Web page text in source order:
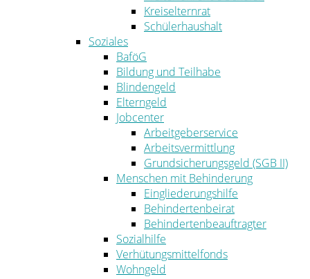
Kreiselternrat
Schülerhaushalt
Soziales
BaföG
Bildung und Teilhabe
Blindengeld
Elterngeld
Jobcenter
Arbeitgeberservice
Arbeitsvermittlung
Grundsicherungsgeld (SGB II)
Menschen mit Behinderung
Eingliederungshilfe
Behindertenbeirat
Behindertenbeauftragter
Sozialhilfe
Verhütungsmittelfonds
Wohngeld